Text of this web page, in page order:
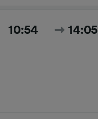
10:54 14:05